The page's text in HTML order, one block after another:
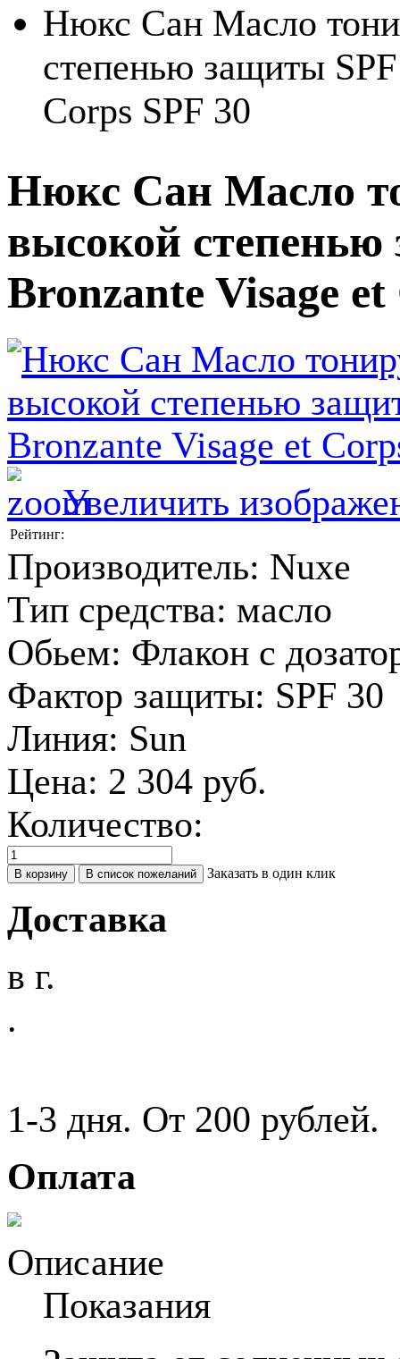
Нюкс Сан Масло
степенью защиты
Corps SPF 30
Нюкс Сан Масло
высокой
Bronzante Visage
Увеличить
Рейтинг:
Производитель: Nuxe
Тип средства: масло
Обьем: Флакон с
Фактор защиты: SPF 30
Линия: Sun
Цена: 2 304 руб.
Количество:
Заказать в один клик
Доставка
в г.
.
1-3 дня. От 200 рублей.
Оплата
Описание
Показания